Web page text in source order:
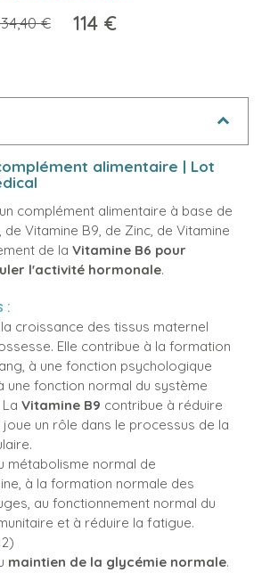
€
114 €
alimentaire | Lot
complément alimentaire à base de
de Vitamine B9, de Zinc, de Vitamine
de la Vitamine B6 pour
l'activité hormonale.
:
croissance des tissus maternel
Elle contribue à la formation
à une fonction psychologique
une fonction normal du système
Vitamine B9 contribue à réduire
un rôle dans le processus de la
métabolisme normal de
à la formation normale des
au fonctionnement normal du
et à réduire la fatigue.
maintien de la glycémie normale.